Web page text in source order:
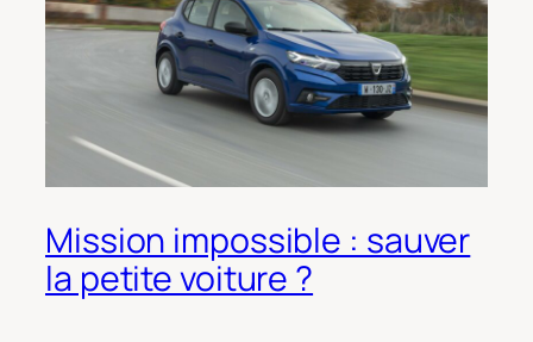
Mission impossible : sauver
la petite voiture ?